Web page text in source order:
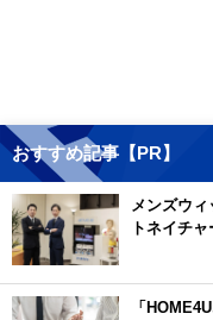
おすすめ記事【PR】
メンズウ
トネイチ
「